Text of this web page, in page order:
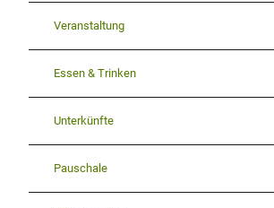
Veranstaltung
Essen & Trinken
Unterkünfte
Pauschale